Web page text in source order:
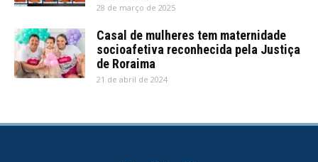
28 de março de 2025
Casal de mulheres tem maternidade
socioafetiva reconhecida pela Justiça
de Roraima
21 de abril de 2024